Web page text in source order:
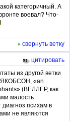
категоричный. А
воевал? Что-
свернуть ветку
цитировать
из другой ветки
ЯКОБСОН, «an
(ВЕЛЛЕР, как
малость
диагноз психам в
не являются